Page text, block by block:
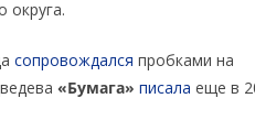
округа.
сопровождался пробками на
«Бумага» писала еще в